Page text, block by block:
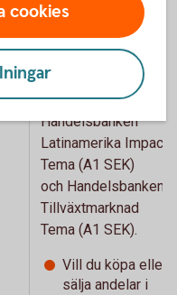
Handelsbanken
Fonder AB har
beslutat att
genomföra en
sammanläggning
Handelsbanken
Latinamerika Impact
Tema (A1 SEK)
och Handelsbanken
Tillväxtmarknad
Tema (A1 SEK).
Vill du köpa eller
sälja andelar i
cookies